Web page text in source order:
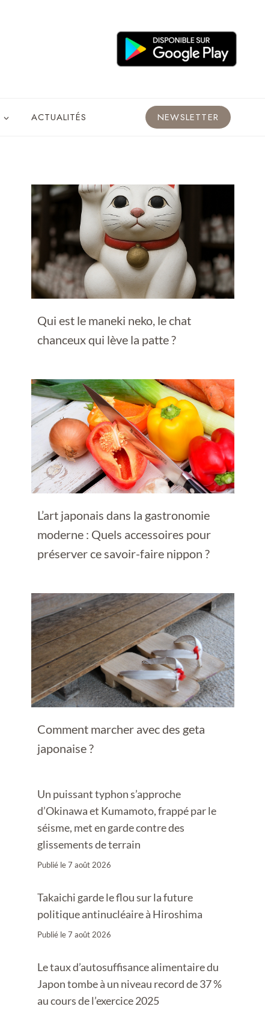
ACTUALITÉS NEWSLETTER
Qui est le maneki neko, le chat
chanceux qui lève la patte ?
L’art japonais dans la gastronomie
moderne : Quels accessoires pour
préserver ce savoir-faire nippon ?
Comment marcher avec des geta
japonaise ?
Un puissant typhon s’approche
d’Okinawa et Kumamoto, frappé par le
séisme, met en garde contre des
glissements de terrain
Publié le7 août 2026
Takaichi garde le flou sur la future
politique antinucléaire à Hiroshima
Publié le7 août 2026
Le taux d’autosuffisance alimentaire du
Japon tombe à un niveau record de 37 %
au cours de l’exercice 2025